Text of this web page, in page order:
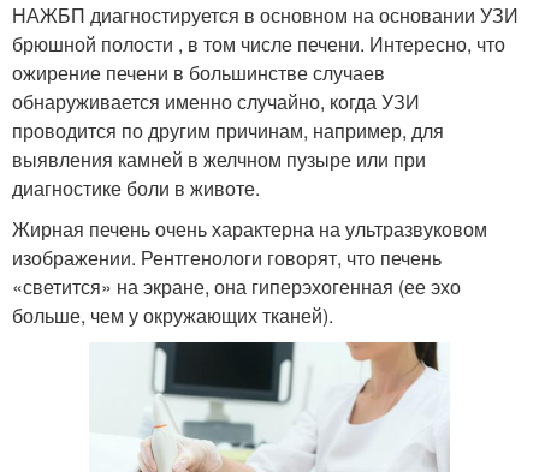
НАЖБП диагностируется в основном на основании УЗИ
брюшной полости , в том числе печени. Интересно, что
ожирение печени в большинстве случаев
обнаруживается именно случайно, когда УЗИ
проводится по другим причинам, например, для
выявления камней в желчном пузыре или при
диагностике боли в животе.
Жирная печень очень характерна на ультразвуковом
изображении. Рентгенологи говорят, что печень
«светится» на экране, она ​​гиперэхогенная (ее эхо
больше, чем у окружающих тканей).